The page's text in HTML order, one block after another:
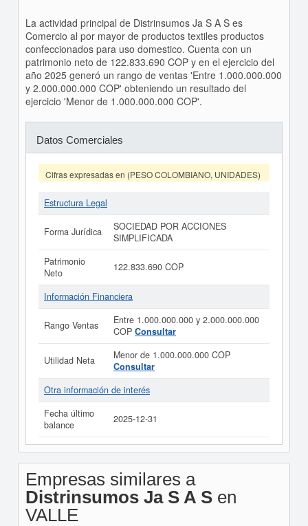
La actividad principal de Distrinsumos Ja S A S es
Comercio al por mayor de productos textiles productos
confeccionados para uso domestico. Cuenta con un
patrimonio neto de 122.833.690 COP y en el ejercicio del
año 2025 generó un rango de ventas 'Entre 1.000.000.000
y 2.000.000.000 COP' obteniendo un resultado del
ejercicio 'Menor de 1.000.000.000 COP'.
Datos Comerciales
Cifras expresadas en (PESO COLOMBIANO, UNIDADES)
Estructura Legal
Forma Jurídica
SOCIEDAD POR ACCIONES
SIMPLIFICADA
Patrimonio
Neto
122.833.690 COP
Información Financiera
Rango Ventas
Entre 1.000.000.000 y 2.000.000.000
COP Consultar
Utilidad Neta
Menor de 1.000.000.000 COP
Consultar
Otra información de interés
Fecha último
balance
2025-12-31
Empresas similares a
Distrinsumos Ja S A Sen
VALLE